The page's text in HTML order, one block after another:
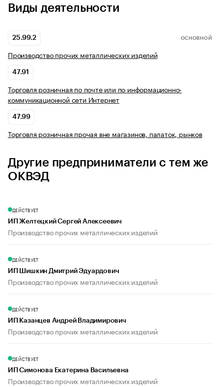
Виды деятельности
25.99.2 ОСНОВНОЙ
Производство прочих металлических изделий
47.91
Торговля розничная по почте или по информационно-
коммуникационной сети Интернет
47.99
Торговля розничная прочая вне магазинов, палаток, рынков
Другие предприниматели с тем же
ОКВЭД
ДЕЙСТВУЕТ
ИП Желтецкий Сергей Алексеевич
Производство прочих металлических изделий
ДЕЙСТВУЕТ
ИП Шишкин Дмитрий Эдуардович
Производство прочих металлических изделий
ДЕЙСТВУЕТ
ИП Казанцев Андрей Владимирович
Производство прочих металлических изделий
ДЕЙСТВУЕТ
ИП Симонова Екатерина Васильевна
Производство прочих металлических изделий